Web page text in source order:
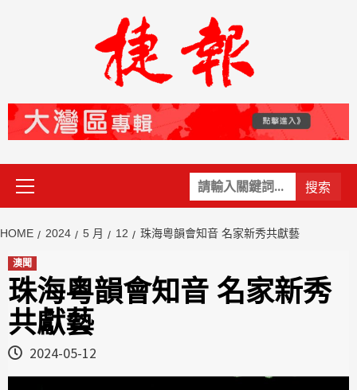
關
鍵
Primary
Menu
HOME 2024 5 月 12 珠海粵韻會知音 名家新秀共獻藝
澳聞
珠海粵韻會知音 名家新秀
共獻藝
2024-05-12